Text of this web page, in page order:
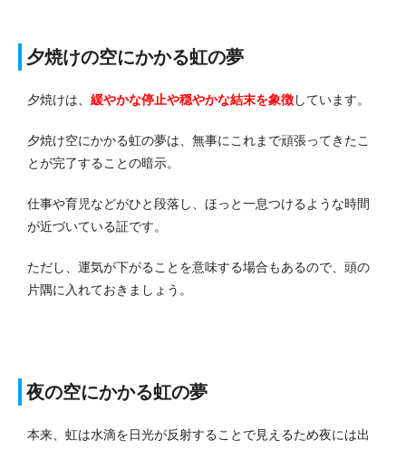
夕焼けの空にかかる虹の夢
夕焼けは、 緩やかな停止や穏やかな結末を象徴しています。
夕焼け空にかかる虹の夢は、無事にこれまで頑張ってきたこ
とが完了することの暗示。
仕事や育児などがひと段落し、ほっと一息つけるような時間
が近づいている証です。
ただし、運気が下がることを意味する場合もあるので、頭の
片隅に入れておきましょう。
夜の空にかかる虹の夢
本来、虹は水滴を日光が反射することで見えるため夜には出